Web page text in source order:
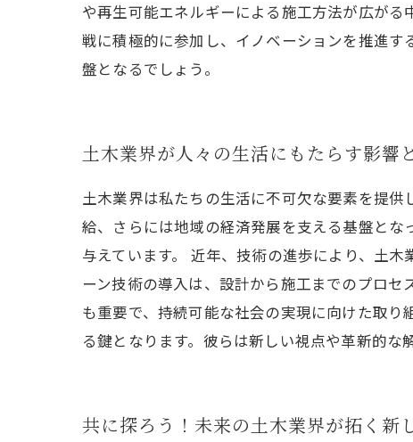
や再生可能エネルギーによる施工方法が広が
戦に積極的に参加し、イノベーションを推進
盤となるでしょう。
土木業界が人々の生活にもたらす影響
土木業界は私たちの生活に不可欠な要素を提
給、さらには地域の経済発展を支える基盤と
与えています。 近年、技術の進歩により、土
ーン技術の導入は、設計から施工までのプロ
も重要で、持続可能な社会の実現に向けた取
る鍵となります。彼らは新しい視点や革新的な
共に探ろう！未来の土木業界が拓く新